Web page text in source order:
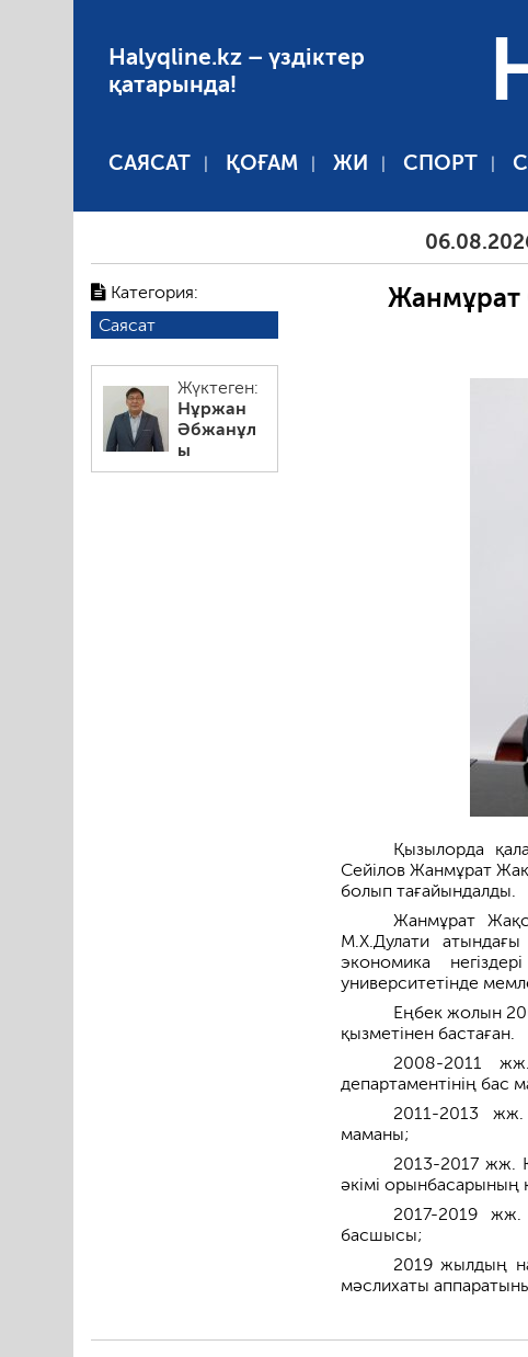
Halyqline.kz – үздіктер
қатарында!
САЯСАТ ҚОҒАМ ЖИ СПОРТ
06.08.2026
Категория:
Саясат
Жүктеген:
Нұржан
Әбжанұл
ы
Жанмұрат
Қызылорда
Сейілов Жанмұрат
болып тағайындалды.
Жанмұрат
М.Х.Дулати
экономика
университетінде
Еңбек жолын
қызметінен бастаған.
2008-2011
департаментінің бас
2011-2013 жж.
маманы;
2013-2017 жж.
әкімі орынбасарының
2017-2019 жж.
басшысы;
2019 жылдың
мәслихаты